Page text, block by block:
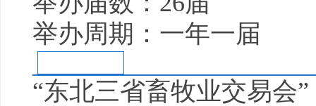
举办周期：一年一届
“东北三省畜牧业交易会